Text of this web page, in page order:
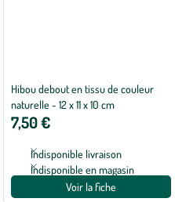
Hibou debout en tissu de couleur
naturelle - 12 x 11 x 10 cm
7,50 €
Indisponible livraison
Indisponible en magasin
Voir la fiche